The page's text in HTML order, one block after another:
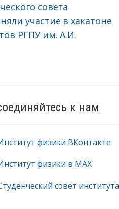
совета
участие в хакатоне
РГПУ им. А.И.
к нам
физики ВКонтакте
физики в MAX
совет института